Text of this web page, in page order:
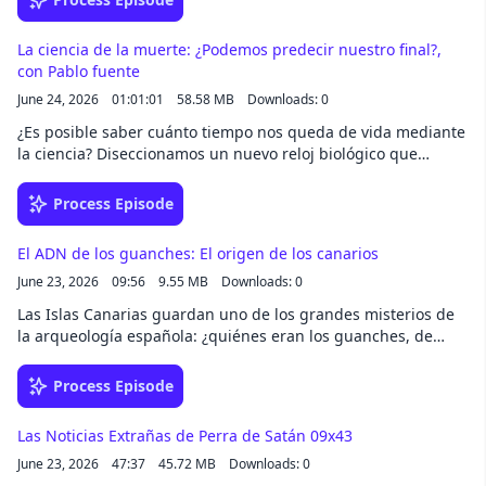
nadie ha conseguido cerrar: ¿qué pasó realmente en el 112
de Ocean Avenue? Escucha el episodio completo en la app de
iVoox, o descubre todo el catálogo de iVoox Originals
reciente estudio ha revelado una verdad mucho más
musical conocido como bigoin. Analizamos cómo este sencillo
aerófono, capaz de generar zumbidos hipnóticos, fue una
pieza clave en rituales de lluvia y estados de trance hace
miles de años. Escucha el episodio completo en la app de
iVoox, o descubre todo el catálogo de iVoox Originals
La ciencia de la muerte: ¿Podemos predecir nuestro final?,
con Pablo fuente
June 24, 2026 01:01:01 58.58 MB Downloads: 0
¿Es posible saber cuánto tiempo nos queda de vida mediante
la ciencia? Diseccionamos un nuevo reloj biológico que
abordamos el curioso sesgo antihorario que guía nuestros
pasos en plazas y estadios, el uso de bacterias naturales para
nuevas llamadas fraudulentas que suplantan a nuestros
seres queridos. Y además: la experiencia de vivir cinco días
en la oscuridad total. Escucha el episodio completo en la app
de iVoox, o descubre todo el catálogo de iVoox Originals
Process Episode
El ADN de los guanches: El origen de los canarios
June 23, 2026 09:56 9.55 MB Downloads: 0
Las Islas Canarias guardan uno de los grandes misterios de
la arqueología española: ¿quiénes eran los guanches, de
archipiélago perdido en el Atlántico? Durante siglos, las
teorías han ido y venido —celtas, indoeuropeos,
empezando a hablar. En este episodio viajamos al pasado
remoto de Canarias siguiendo la pista del ADN mitocondrial,
Process Episode
Las Noticias Extrañas de Perra de Satán 09x43
June 23, 2026 47:37 45.72 MB Downloads: 0